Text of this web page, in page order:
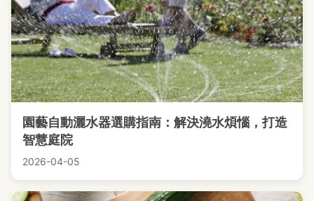
園藝自動灑水器選購指南：解決澆水煩惱，打造
智慧庭院
2026-04-05